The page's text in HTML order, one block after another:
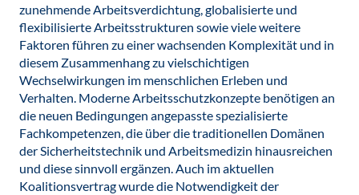
zunehmende Arbeitsverdichtung, globalisierte und
flexibilisierte Arbeitsstrukturen sowie viele weitere
Faktoren führen zu einer wachsenden Komplexität und in
diesem Zusammenhang zu vielschichtigen
Wechselwirkungen im menschlichen Erleben und
Verhalten. Moderne Arbeitsschutzkonzepte benötigen an
die neuen Bedingungen angepasste spezialisierte
Fachkompetenzen, die über die traditionellen Domänen
der Sicherheitstechnik und Arbeitsmedizin hinausreichen
und diese sinnvoll ergänzen. Auch im aktuellen
Koalitionsvertrag wurde die Notwendigkeit der